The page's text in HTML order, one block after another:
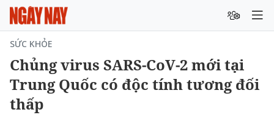
SỨC KHỎE
Chủng virus SARS-CoV-2 mới tại
Trung Quốc có độc tính tương đối
thấp